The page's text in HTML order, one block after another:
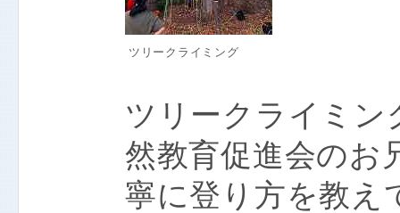
ツリークライミング
ツリークライミン
然教育促進会のお
寧に登り方を教え